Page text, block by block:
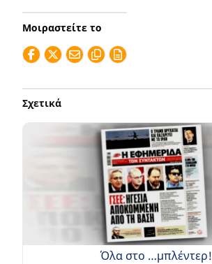
Μοιραστείτε το
Σχετικά
Όλα στο …μπλέντερ!